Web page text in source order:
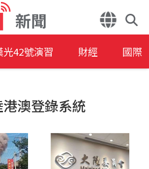
新聞
光42號演習 財經 國際
澳登錄系統